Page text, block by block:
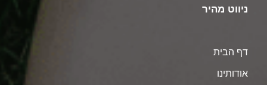
ניווט מהיר
דף הבית
אודותינו